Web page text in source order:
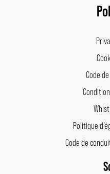
Code
Politique
Code de